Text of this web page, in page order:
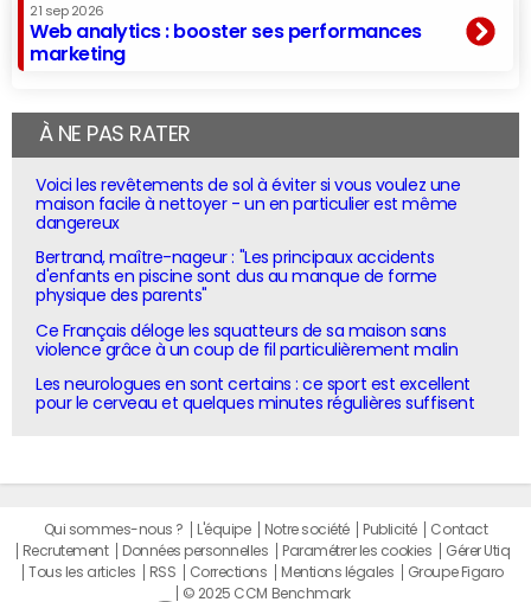
21 sep 2026
Web analytics : booster ses performances
marketing
À NE PAS RATER
Voici les revêtements de sol à éviter si vous voulez une
maison facile à nettoyer - un en particulier est même
dangereux
Bertrand, maître-nageur : "Les principaux accidents
d'enfants en piscine sont dus au manque de forme
physique des parents"
Ce Français déloge les squatteurs de sa maison sans
violence grâce à un coup de fil particulièrement malin
Les neurologues en sont certains : ce sport est excellent
pour le cerveau et quelques minutes régulières suffisent
Qui sommes-nous ? L'équipe Notre société Publicité
Contact
Recrutement
Données personnelles Paramétrer les cookies
Gérer Utiq
Tous les articles
RSS Corrections Mentions légales
Groupe Figaro
© 2025 CCM Benchmark